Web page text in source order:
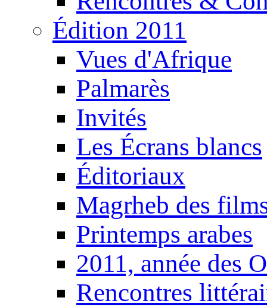
Édition 2011
Vues d'Afrique
Palmarès
Invités
Les Écrans blancs
Éditoriaux
Magrheb des
Printemps arabes
2011, année des
Rencontres